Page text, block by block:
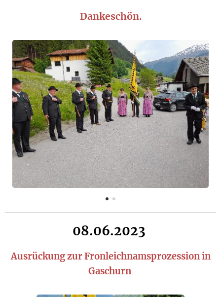
Dankeschön.
08.06.2023
Ausrückung zur Fronleichnamsprozession in
Gaschurn